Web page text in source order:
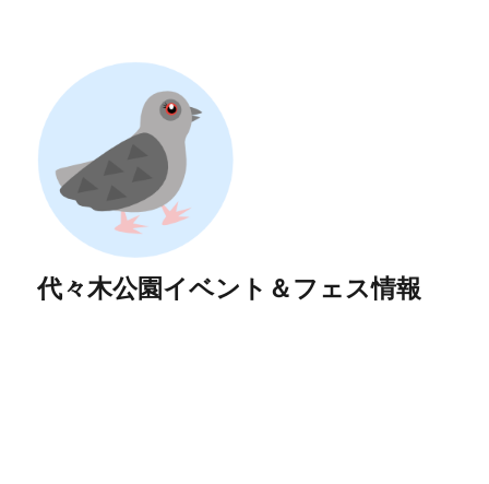
代々木公園イベント＆フェス情報